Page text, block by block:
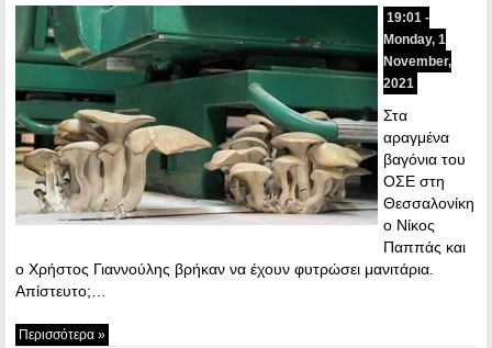
19:01 -
Monday, 1
November,
2021
Στα
αραγμένα
βαγόνια του
ΟΣΕ στη
Θεσσαλονίκη
ο Νίκος
Παππάς και
ο Χρήστος Γιαννούλης βρήκαν να έχουν φυτρώσει μανιτάρια.
Απίστευτο;…
Περισσότερα »